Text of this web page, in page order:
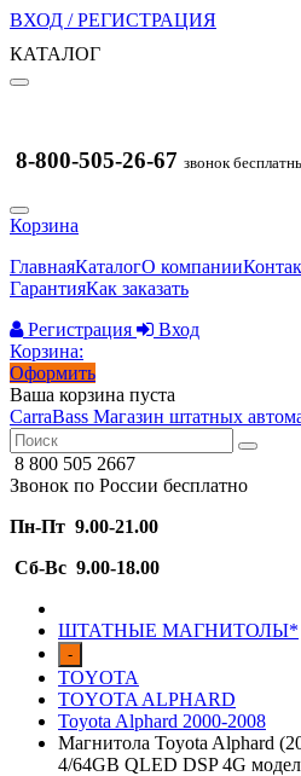
ВХОД / РЕГИСТРАЦИЯ
КАТАЛОГ
8-800-505-26-67 звонок
Корзина
ГлавнаяКаталогО компании
ГарантияКак заказать
Регистрация
Вход
Корзина:
Оформить
Ваша корзина пуста
CarraBass Магазин штатных
8 800 505 2667
Звонок по России бесплатно
Пн-Пт 9.00-21.00
Сб-Вс 9.00-18.00
ШТАТНЫЕ МАГНИТОЛЫ*
-
TOYOTA
TOYOTA ALPHARD
Toyota Alphard 2000-2008
Магнитола Toyota Alphard
4/64GB QLED DSP 4G